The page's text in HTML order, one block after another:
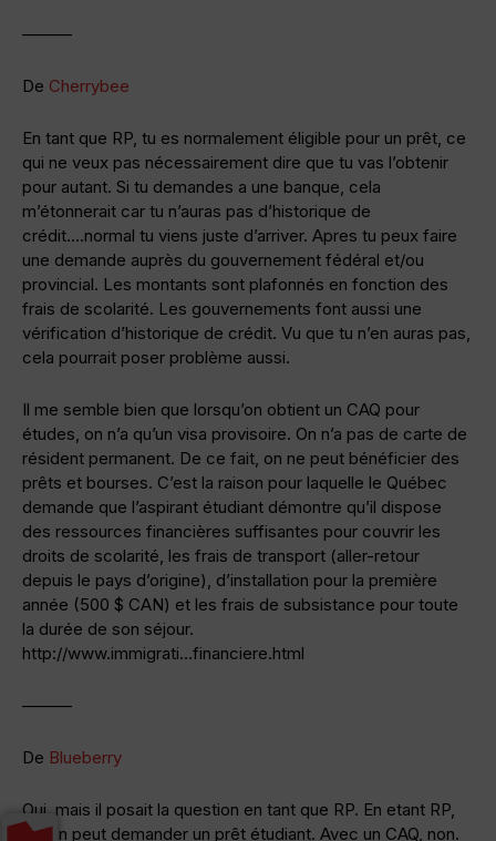
———
De Cherrybee
En tant que RP, tu es normalement éligible pour un prêt, ce
qui ne veux pas nécessairement dire que tu vas l’obtenir
pour autant. Si tu demandes a une banque, cela
m’étonnerait car tu n’auras pas d’historique de
crédit….normal tu viens juste d’arriver. Apres tu peux faire
une demande auprès du gouvernement fédéral et/ou
provincial. Les montants sont plafonnés en fonction des
frais de scolarité. Les gouvernements font aussi une
vérification d’historique de crédit. Vu que tu n’en auras pas,
cela pourrait poser problème aussi.
Il me semble bien que lorsqu’on obtient un CAQ pour
études, on n’a qu’un visa provisoire. On n’a pas de carte de
résident permanent. De ce fait, on ne peut bénéficier des
prêts et bourses. C’est la raison pour laquelle le Québec
demande que l’aspirant étudiant démontre qu’il dispose
des ressources financières suffisantes pour couvrir les
droits de scolarité, les frais de transport (aller-retour
depuis le pays d’origine), d’installation pour la première
année (500 $ CAN) et les frais de subsistance pour toute
la durée de son séjour.
http://www.immigrati…financiere.html
———
De Blueberry
Oui, mais il posait la question en tant que RP. En etant RP,
oui on peut demander un prêt étudiant. Avec un CAQ, non.